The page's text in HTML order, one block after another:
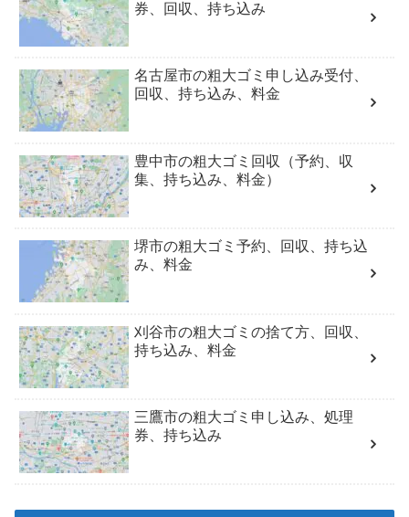
券、回収、持ち込み
名古屋市の粗大ゴミ申し込み受付、
回収、持ち込み、料金
豊中市の粗大ゴミ回収（予約、収
集、持ち込み、料金）
堺市の粗大ゴミ予約、回収、持ち込
み、料金
刈谷市の粗大ゴミの捨て方、回収、
持ち込み、料金
三鷹市の粗大ゴミ申し込み、処理
券、持ち込み